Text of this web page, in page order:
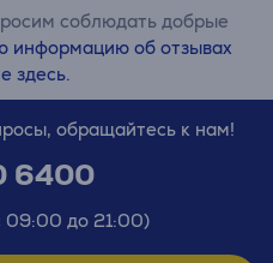
соблюдать добрые
информацию об отзывах
здесь.
обращайтесь к нам!
6400
09:00 до 21:00)